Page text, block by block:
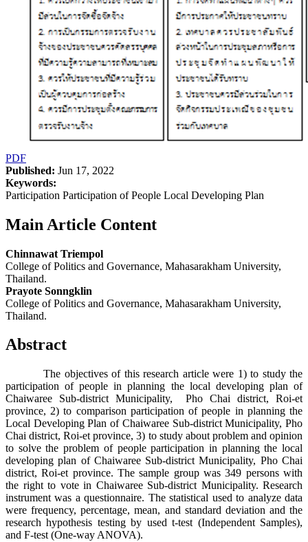
PDF
Published: Jun 17, 2022
Keywords:
Participation Participation of People Local Developing Plan
Main Article Content
Chinnawat Triempol
College of Politics and Governance, Mahasarakham University,
Thailand.
Prayote Sonngklin
College of Politics and Governance, Mahasarakham University,
Thailand.
Abstract
The objectives of this research article were 1) to study the
participation of people in planning the local developing plan of
Chaiwaree Sub-district Municipality, Pho Chai district, Roi-et
province, 2) to comparison participation of people in planning the
Local Developing Plan of Chaiwaree Sub-district Municipality, Pho
Chai district, Roi-et province, 3) to study about problem and opinion
to solve the problem of people participation in planning the local
developing plan of Chaiwaree Sub-district Municipality, Pho Chai
district, Roi-et province. The sample group was 349 persons with
the right to vote in Chaiwaree Sub-district Municipality. Research
instrument was a questionnaire. The statistical used to analyze data
were frequency, percentage, mean, and standard deviation and the
research hypothesis testing by used t-test (Independent Samples),
and F-test (One-way ANOVA).